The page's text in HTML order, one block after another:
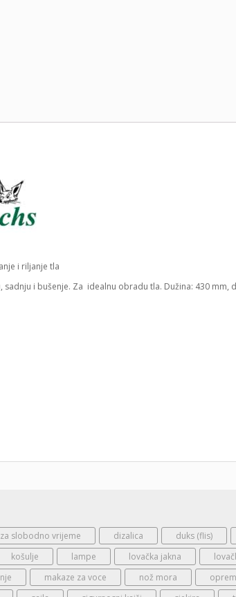
i riljanje tla
i bušenje. Za idealnu obradu tla. Dužina: 430 mm,
slobodno vrijeme dizalica duks (flis)
košulje lampe lovačka jakna
makaze za voce nož mora